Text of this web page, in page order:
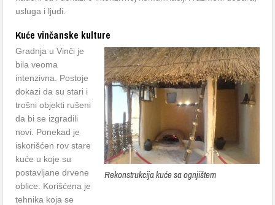
usluga i ljudi.
Kuće vinčanske kulture
Rekonstrukcija kuće sa ognjištem
Gradnja u Vinči je
bila veoma
intenzivna. Postoje
dokazi da su stari i
trošni objekti rušeni
da bi se izgradili
novi. Ponekad je
iskorišćen rov stare
kuće u koje su
postavljane drvene
oblice. Korišćena je
tehnika koja se